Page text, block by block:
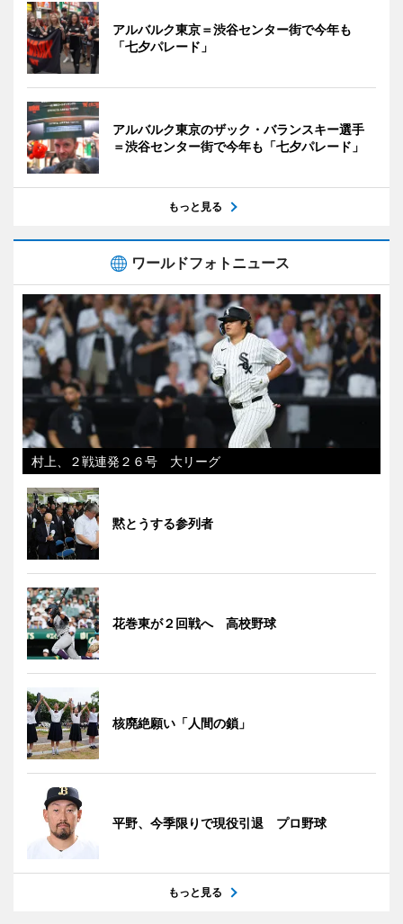
アルバルク東京＝渋谷センター街で今年も
「七夕パレード」
アルバルク東京のザック・バランスキー選手
＝渋谷センター街で今年も「七夕パレード」
もっと見る
ワールドフォトニュース
村上、２戦連発２６号 大リーグ
黙とうする参列者
花巻東が２回戦へ 高校野球
核廃絶願い「人間の鎖」
平野、今季限りで現役引退 プロ野球
もっと見る